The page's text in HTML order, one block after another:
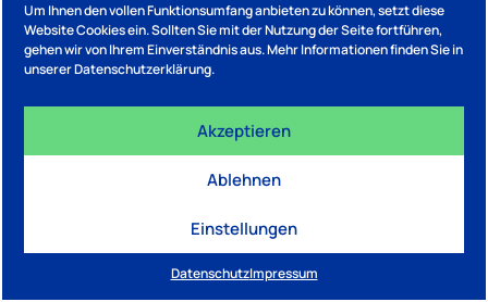
Um Ihnen den vollen Funktionsumfang anbieten zu können, setzt diese
Website Cookies ein. Sollten Sie mit der Nutzung der Seite fortführen,
gehen wir von Ihrem Einverständnis aus. Mehr Informationen finden Sie in
unserer Datenschutzerklärung.
Akzeptieren
Ablehnen
Einstellungen
DatenschutzImpressum